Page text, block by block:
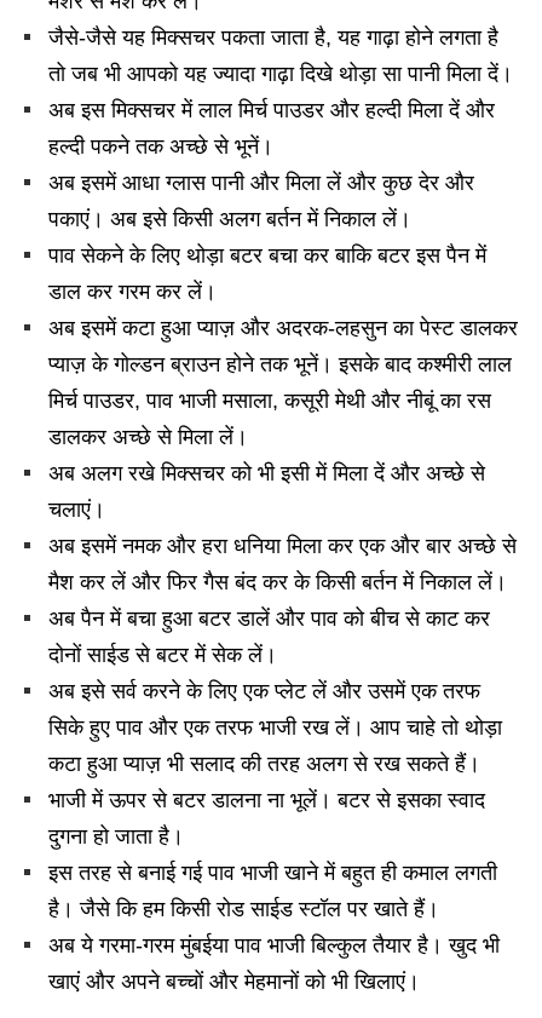
जैसे-जैसे यह मिक्सचर पकता जाता है, यह गाढ़ा होने लगता है
तो जब भी आपको यह ज्यादा गाढ़ा दिखे थोड़ा सा पानी मिला दें।
अब इस मिक्सचर में लाल मिर्च पाउडर और हल्दी मिला दें और
हल्दी पकने तक अच्छे से भूनें।
अब इसमें आधा ग्लास पानी और मिला लें और कुछ देर और
पकाएं। अब इसे किसी अलग बर्तन में निकाल लें।
पाव सेकने के लिए थोड़ा बटर बचा कर बाकि बटर इस पैन में
डाल कर गरम कर लें।
अब इसमें कटा हुआ प्याज़ और अदरक-लहसुन का पेस्ट डालकर
प्याज़ के गोल्डन ब्राउन होने तक भूनें। इसके बाद कश्मीरी लाल
मिर्च पाउडर, पाव भाजी मसाला, कसूरी मेथी और नीबूं का रस
डालकर अच्छे से मिला लें।
अब अलग रखे मिक्सचर को भी इसी में मिला दें और अच्छे से
चलाएं।
अब इसमें नमक और हरा धनिया मिला कर एक और बार अच्छे से
मैश कर लें और फिर गैस बंद कर के किसी बर्तन में निकाल लें।
अब पैन में बचा हुआ बटर डालें और पाव को बीच से काट कर
दोनों साईड से बटर में सेक लें।
अब इसे सर्व करने के लिए एक प्लेट लें और उसमें एक तरफ
सिके हुए पाव और एक तरफ भाजी रख लें। आप चाहे तो थोड़ा
कटा हुआ प्याज़ भी सलाद की तरह अलग से रख सकते हैं।
भाजी में ऊपर से बटर डालना ना भूलें। बटर से इसका स्वाद
दुगना हो जाता है।
इस तरह से बनाई गई पाव भाजी खाने में बहुत ही कमाल लगती
है। जैसे कि हम किसी रोड साईड स्टॉल पर खाते हैं।
अब ये गरमा-गरम मुंबईया पाव भाजी बिल्कुल तैयार है। खुद भी
खाएं और अपने बच्चों और मेहमानों को भी खिलाएं।